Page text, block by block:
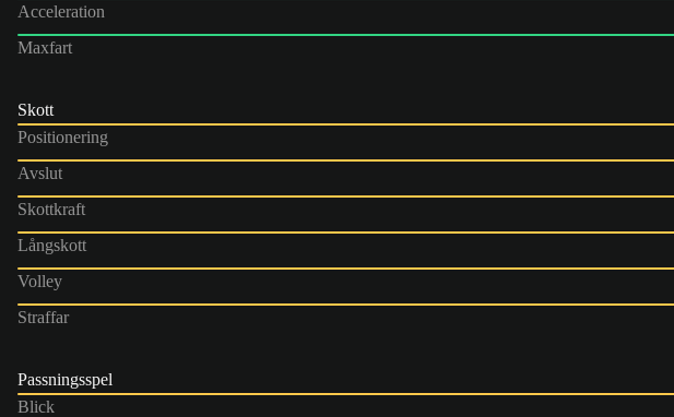
Acceleration
Maxfart
Skott
Positionering
Avslut
Skottkraft
Långskott
Volley
Straffar
Passningsspel
Blick